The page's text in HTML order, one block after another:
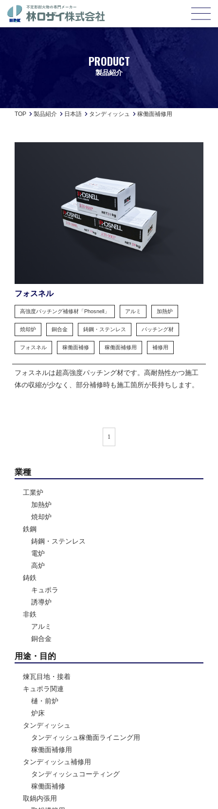
PRODUCT
製品紹介
TOP 製品紹介 日本語 タンディッシュ 稼働面補修用
フォスネル
高強度パッチング補修材「Phosnell」 アルミ 加熱炉
焼却炉 銅合金 鋳鋼・ステンレス パッチング材
フォスネル 稼働面補修 稼働面補修用 補修用
フォスネルは超高強度パッチング材です。高耐熱性かつ施工
体の収縮が少なく、部分補修時も施工箇所が長持ちします。
1
業種
工業炉
加熱炉
焼却炉
鉄鋼
鋳鋼・ステンレス
電炉
高炉
鋳鉄
キュポラ
誘導炉
非鉄
アルミ
銅合金
用途・目的
煉瓦目地・接着
キュポラ関連
樋・前炉
炉床
タンディッシュ
タンディッシュ稼働面ライニング用
稼働面補修用
タンディッシュ補修用
タンディッシュコーティング
稼働面補修
取鍋内張用